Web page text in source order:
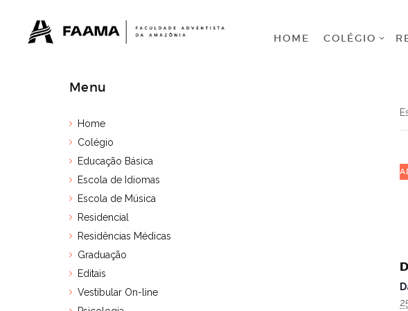
HOME COLÉGIO
Menu
Home
Colégio
Educação Básica
Escola de Idiomas
Escola de Música
Residencial
Residências Médicas
Graduação
Editais
Vestibular On-line